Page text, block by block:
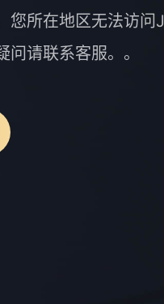
您所在地区无法访问
请联系客服。。